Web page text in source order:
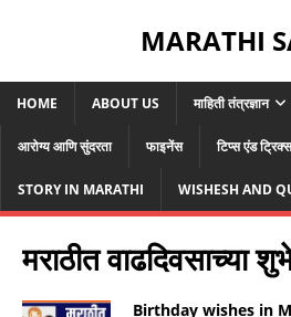
MARATHI
HOME ABOUT US माहिती तंत्रज्ञान
आरोग्य आणि सुंदरता फाइनेंस टिप्स एंड ट्रिक्स
STORY IN MARATHI WISHESH AND
मराठीत वाढदिवसाच्या
Birthday wishes in